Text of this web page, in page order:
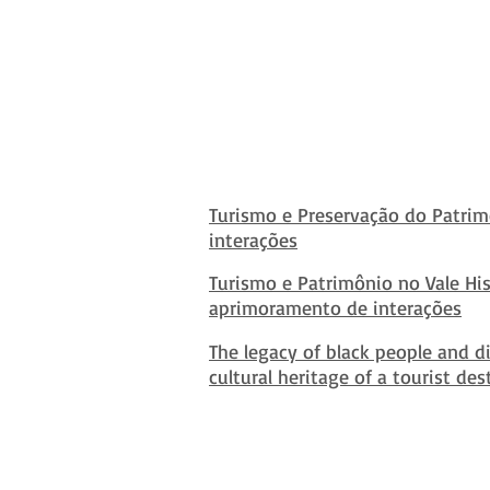
Turismo e Preservação do
interações
Turismo e Patrimônio no Vale
aprimoramento de interações
The legacy of black people and
cultural heritage of a tourist